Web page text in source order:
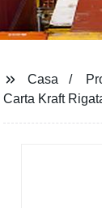
Casa
Carta Kraft